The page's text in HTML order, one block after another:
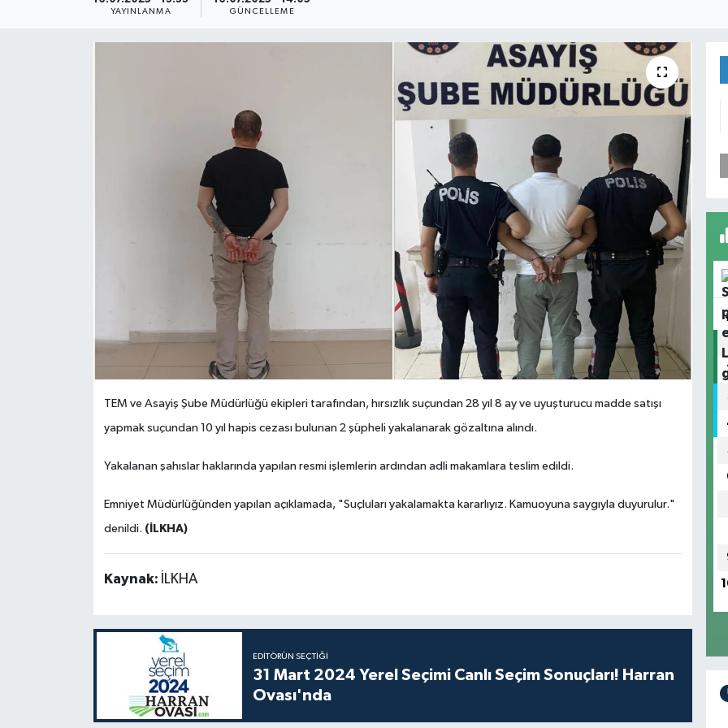
YAYINLANMA GÜNCELLEME
TEM ve Asayiş Şube Müdürlüğü ekipleri tarafından, hırsızlık suçundan 28 yıl 8 ay ve uyuşturucu madde satışı
yapmak suçundan 10 yıl hapis cezası bulunan 2 şüpheli yakalanarak gözaltına alındı.
Yakalanan şahıslar haklarında yapılan resmi işlemlerin ardından adli makamlara teslim edildi.
Emniyet Müdürlüğünden yapılan açıklamada, "Suçluları yakalamakta kararlıyız. Kamuoyuna saygıyla duyurulur."
denildi. (İLKHA)
Kaynak: İLKHA
EDITÖRÜN SEÇTIĞI
31 Mart 2024 Yerel Seçimi Canlı Seçim Sonuçları! Harran
Ovası'nda